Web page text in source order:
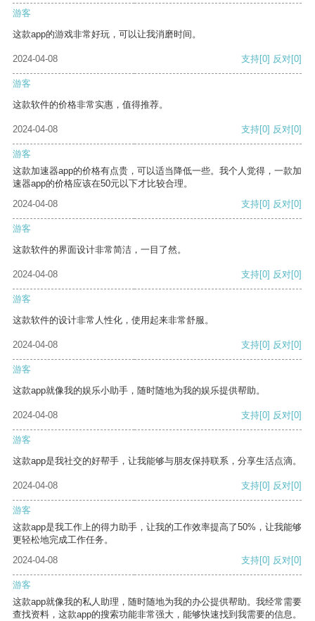
游客
这款app的游戏非常好玩，可以让我消磨时间。
2024-04-08 支持[0] 反对[0]
游客
这款软件的价格非常实惠，值得推荐。
2024-04-08 支持[0] 反对[0]
游客
这款加速器app的价格有点贵，可以适当降低一些。我个人觉得，一款加
速器app的价格应该在50元以下才比较合理。
2024-04-08
支持[0] 反对[0]
游客
这款软件的界面设计非常简洁，一目了然。
2024-04-08 支持[0] 反对[0]
游客
这款软件的设计非常人性化，使用起来非常舒服。
2024-04-08 支持[0] 反对[0]
游客
这款app就像我的娱乐小助手，随时随地为我的娱乐提供帮助。
2024-04-08 支持[0] 反对[0]
游客
这款app是我社交的好帮手，让我能够与朋友保持联系，分享生活点滴。
2024-04-08 支持[0] 反对[0]
游客
这款app是我工作上的得力助手，让我的工作效率提高了50%，让我能够
更轻松地完成工作任务。
2024-04-08
支持[0] 反对[0]
游客
这款app就像我的私人助理，随时随地为我的办公提供帮助。我经常需要
查找资料，这款app的搜索功能非常强大，能够快速找到我需要的信息。